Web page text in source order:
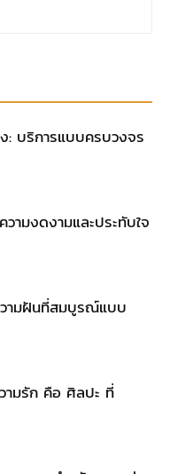
: บริการแบบครบวงจร
วามงดงามและประทับใจ
วามฝันที่สมบูรณ์แบบ
ามรัก คือ ศิลปะ ที่